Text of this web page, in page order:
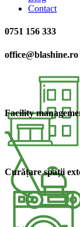
Contact
0751 156 333
office@blashine.ro
Facility
Curățare spații